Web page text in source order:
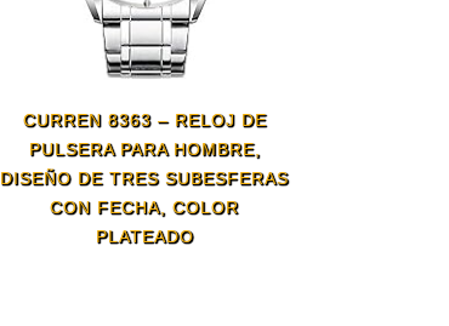
CURREN 8363 – RELOJ DE
PULSERA PARA HOMBRE,
DISEÑO DE TRES SUBESFERAS
CON FECHA, COLOR
PLATEADO